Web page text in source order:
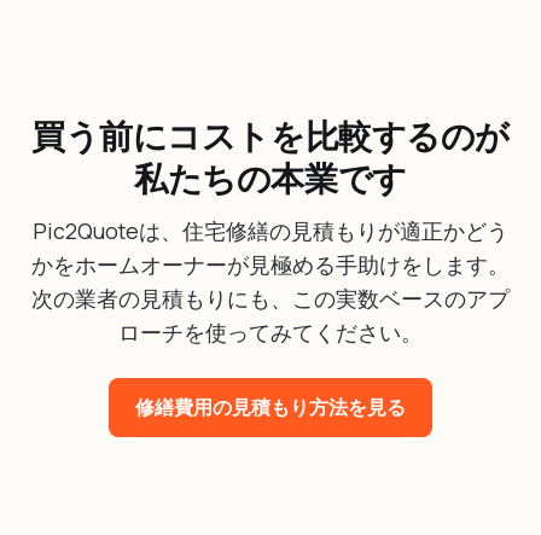
買う前にコストを比較するのが
私たちの本業です
Pic2Quoteは、住宅修繕の見積もりが適正かどう
かをホームオーナーが見極める手助けをします。
次の業者の見積もりにも、この実数ベースのアプ
ローチを使ってみてください。
修繕費用の見積もり方法を見る